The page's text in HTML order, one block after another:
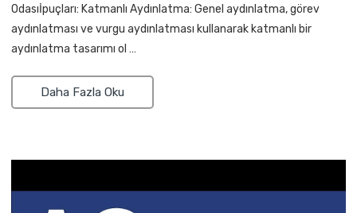
Odasıİpuçları: Katmanlı Aydınlatma: Genel aydınlatma, görev
aydınlatması ve vurgu aydınlatması kullanarak katmanlı bir
aydınlatma tasarımı ol …
Daha Fazla Oku